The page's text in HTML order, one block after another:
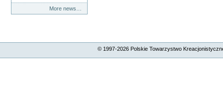
More news…
© 1997-2026Polskie Towarzystwo